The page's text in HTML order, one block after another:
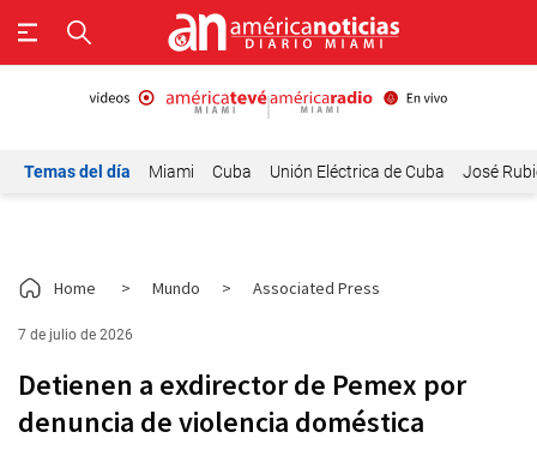
Temas del día Miami Cuba Unión Eléctrica de Cuba José
Home > Mundo > Associated Press
7 de julio de 2026
Detienen a exdirector de Pemex por
denuncia de violencia doméstica